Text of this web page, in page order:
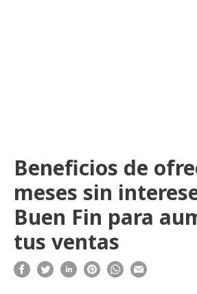
Beneficios de
meses sin
Buen Fin para
tus ventas